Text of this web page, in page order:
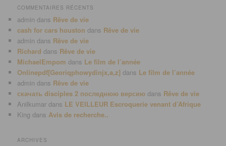
COMMENTAIRES RÉCENTS
admin dans Rêve de vie
cash for cars houston dans Rêve de vie
admin dans Rêve de vie
Richard dans Rêve de vie
MichaelEmpom dans Le film de l’année
Onlinepdf[Georiqphowydinjx,a,z] dans Le film de l’année
admin dans Rêve de vie
скачать disciples 2 последнюю версию dans Rêve de vie
Anilkumar dans LE VEILLEUR Escroquerie venant d’Afrique
King dansAvis de recherche..
ARCHIVES